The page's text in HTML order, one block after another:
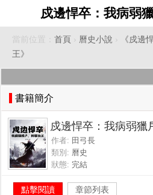
戍邊悍卒：我病弱
當前位置： 首頁 › 曆史小說 ›
《戍邊
王》
書籍簡介
戍邊悍卒：我病弱獵
作者: 田弓長
類別: 曆史
狀態: 完結
點擊閱讀 章節列表